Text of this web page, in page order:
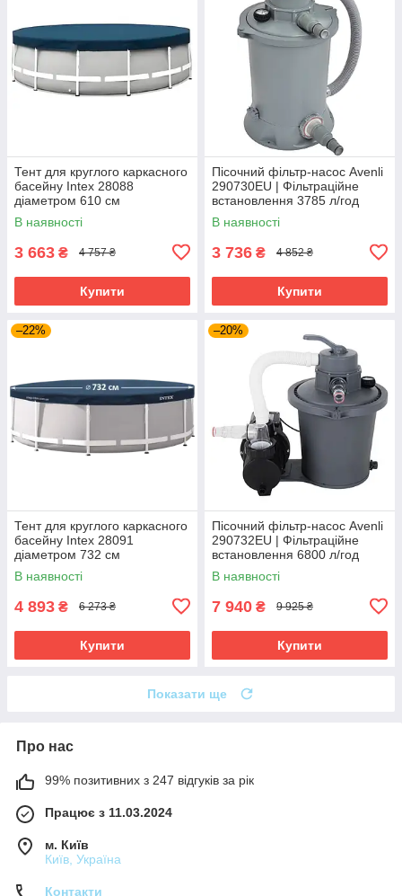
Тент для круглого каркасного
басейну Intex 28088
діаметром 610 см
В наявності
3 663 ₴ 4 757 ₴
Купити
Пісочний фільтр-насос Avenli
290730EU | Фільтраційне
встановлення 3785 л/год
В наявності
3 736 ₴ 4 852 ₴
Купити
–22%
Тент для круглого каркасного
басейну Intex 28091
діаметром 732 см
В наявності
4 893 ₴ 6 273 ₴
Купити
–20%
Пісочний фільтр-насос Avenli
290732EU | Фільтраційне
встановлення 6800 л/год
В наявності
7 940 ₴ 9 925 ₴
Купити
Показати ще
Про нас
99% позитивних з 247 відгуків за рік
Працює з 11.03.2024
м. Київ
Київ, Україна
Контакти